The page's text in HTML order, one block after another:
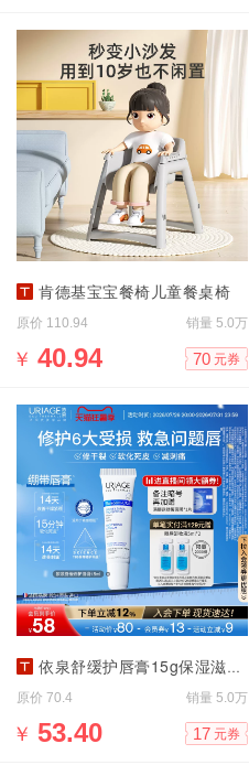
肯德基宝宝餐椅儿童餐桌椅
原价 110.94 销量 5.0万
￥ 40.94 70 元券
依泉舒缓护唇膏15g保湿滋润防干裂
原价 70.4 销量 5.0万
￥ 53.40 17 元券